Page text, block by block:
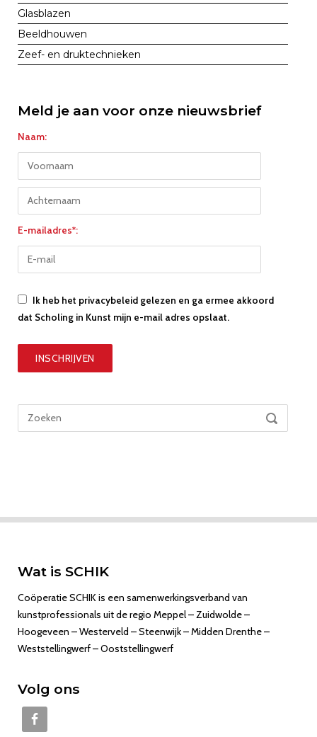
Glasblazen
Beeldhouwen
Zeef- en druktechnieken
Meld je aan voor onze nieuwsbrief
Naam:
E-mailadres*:
Ik heb het privacybeleid gelezen en ga ermee akkoord
dat Scholing in Kunst mijn e-mail adres opslaat.
ZOEKEN
Wat is SCHIK
Coöperatie SCHIK is een samenwerkingsverband van
kunstprofessionals uit de regio Meppel – Zuidwolde –
Hoogeveen – Westerveld – Steenwijk – Midden Drenthe –
Weststellingwerf – Ooststellingwerf
Volg ons